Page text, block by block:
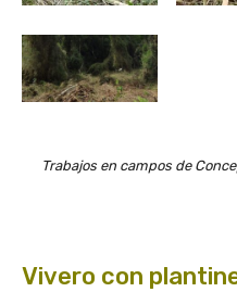
Trabajos en campos de
Vivero con